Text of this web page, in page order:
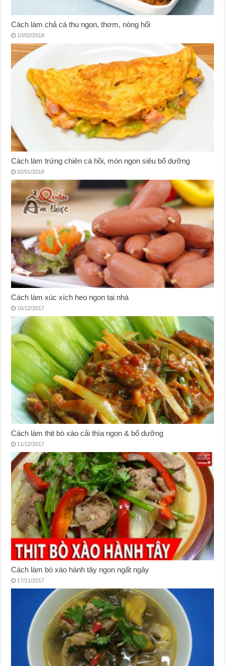
Cách làm chả cá thu ngon, thơm, nóng hổi
10/02/2018
Cách làm trứng chiên cá hồi, món ngon siêu bổ dưỡng
02/01/2018
Cách làm xúc xích heo ngon tại nhà
16/12/2017
Cách làm thịt bò xào cải thìa ngon & bổ dưỡng
11/12/2017
Cách làm bò xào hành tây ngon ngất ngây
17/11/2017